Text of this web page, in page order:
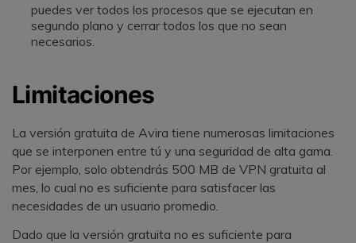
puedes ver todos los procesos que se ejecutan en
segundo plano y cerrar todos los que no sean
necesarios.
Limitaciones
La versión gratuita de Avira tiene numerosas limitaciones
que se interponen entre tú y una seguridad de alta gama.
Por ejemplo, solo obtendrás 500 MB de VPN gratuita al
mes, lo cual no es suficiente para satisfacer las
necesidades de un usuario promedio.
Dado que la versión gratuita no es suficiente para